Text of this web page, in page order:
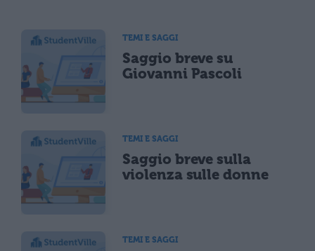
TEMI E SAGGI
Saggio breve su
Giovanni Pascoli
TEMI E SAGGI
Saggio breve sulla
violenza sulle donne
TEMI E SAGGI